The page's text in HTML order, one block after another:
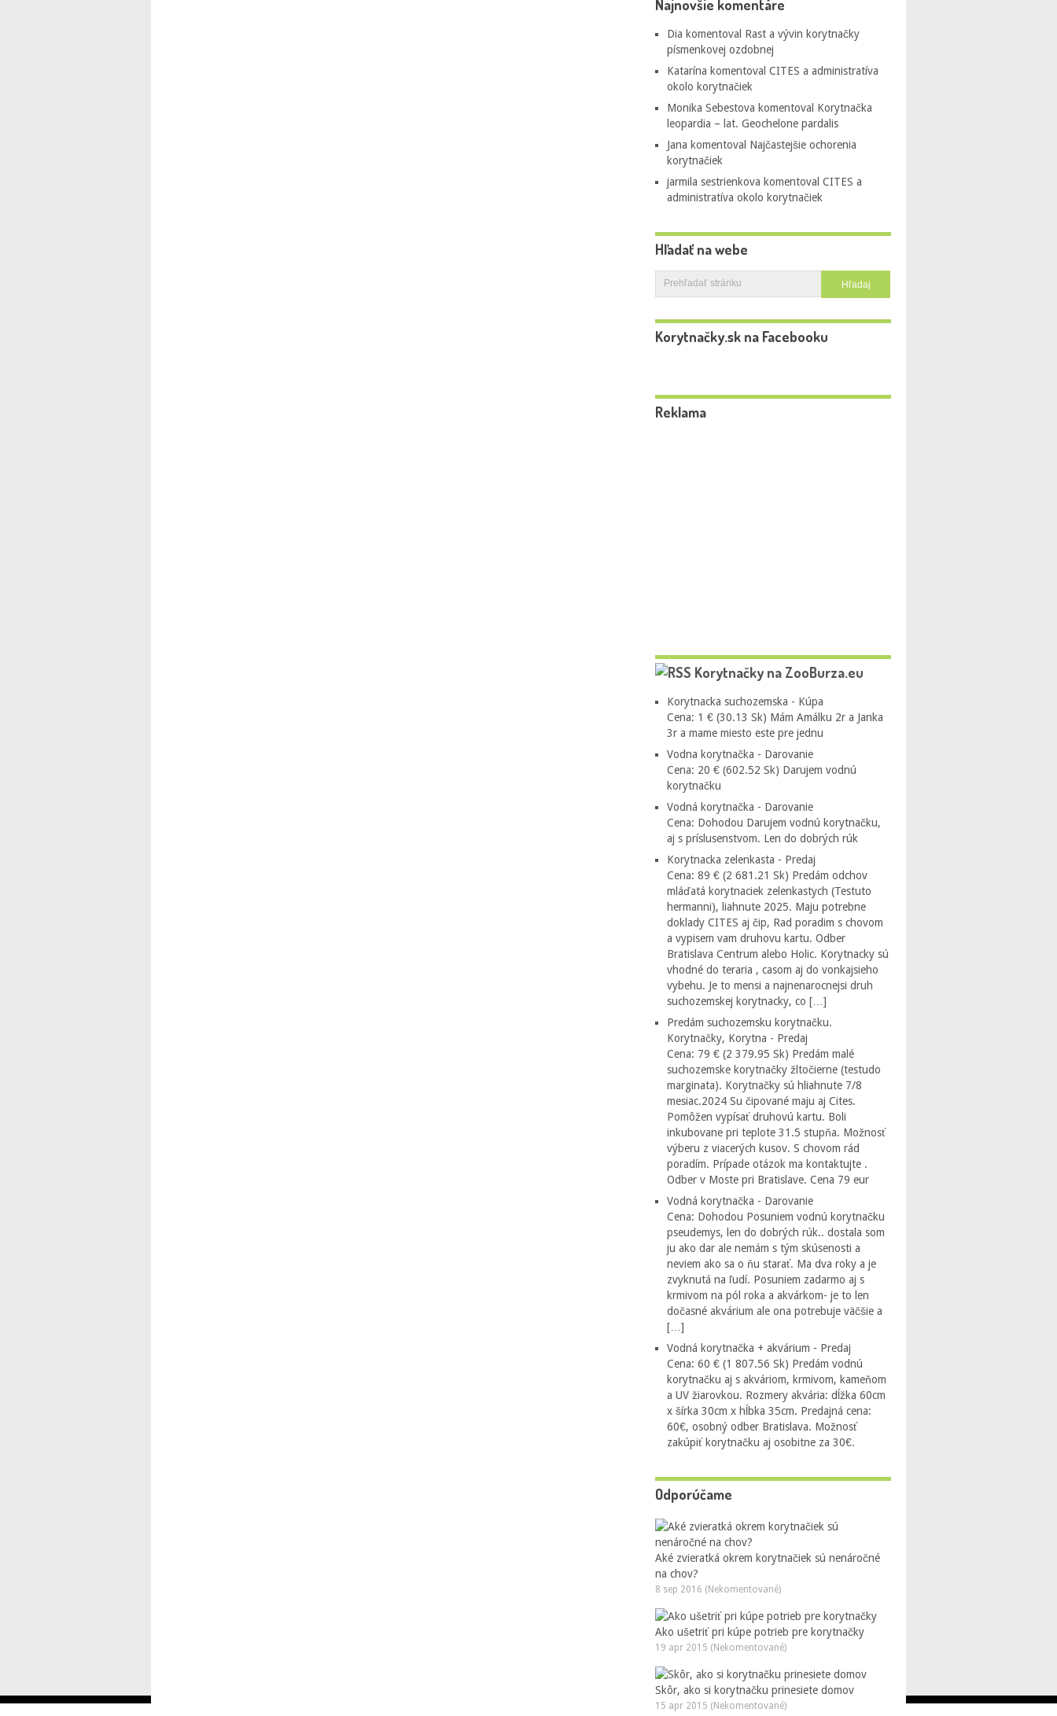
Najnovšie komentáre
Dia komentoval Rast a vývin korytnačky
písmenkovej ozdobnej
Katarína komentoval CITES a administratíva
okolo korytnačiek
Monika Sebestova komentoval Korytnačka
leopardia – lat. Geochelone pardalis
Jana komentoval Najčastejšie ochorenia
korytnačiek
jarmila sestrienkova komentoval CITES a
administratíva okolo korytnačiek
Hľadať na webe
Korytnačky.sk na Facebooku
Reklama
Korytnačky na ZooBurza.eu
Korytnacka suchozemska - Kúpa
Cena: 1 € (30.13 Sk) Mám Amálku 2r a Janka
3r a mame miesto este pre jednu
Vodna korytnačka - Darovanie
Cena: 20 € (602.52 Sk) Darujem vodnú
korytnačku
Vodná korytnačka - Darovanie
Cena: Dohodou Darujem vodnú korytnačku,
aj s príslusenstvom. Len do dobrých rúk
Korytnacka zelenkasta - Predaj
Cena: 89 € (2 681.21 Sk) Predám odchov
mláďatá korytnaciek zelenkastych (Testuto
hermanni), liahnute 2025. Maju potrebne
doklady CITES aj čip, Rad poradim s chovom
a vypisem vam druhovu kartu. Odber
Bratislava Centrum alebo Holic. Korytnacky sú
vhodné do teraria , casom aj do vonkajsieho
vybehu. Je to mensi a najnenarocnejsi druh
suchozemskej korytnacky, co […]
Predám suchozemsku korytnačku.
Korytnačky, Korytna - Predaj
Cena: 79 € (2 379.95 Sk) Predám malé
suchozemske korytnačky žltočierne (testudo
marginata). Korytnačky sú hliahnute 7/8
mesiac.2024 Su čipované maju aj Cites.
Pomôžen vypísať druhovú kartu. Boli
inkubovane pri teplote 31.5 stupňa. Možnosť
výberu z viacerých kusov. S chovom rád
poradím. Prípade otázok ma kontaktujte .
Odber v Moste pri Bratislave. Cena 79 eur
Vodná korytnačka - Darovanie
Cena: Dohodou Posuniem vodnú korytnačku
pseudemys, len do dobrých rúk.. dostala som
ju ako dar ale nemám s tým skúsenosti a
neviem ako sa o ňu starať. Ma dva roky a je
zvyknutá na ľudí. Posuniem zadarmo aj s
krmivom na pól roka a akvárkom- je to len
dočasné akvárium ale ona potrebuje väčšie a
[…]
Vodná korytnačka + akvárium - Predaj
Cena: 60 € (1 807.56 Sk) Predám vodnú
korytnačku aj s akváriom, krmivom, kameňom
a UV žiarovkou. Rozmery akvária: dĺžka 60cm
x šírka 30cm x hĺbka 35cm. Predajná cena:
60€, osobný odber Bratislava. Možnosť
zakúpiť korytnačku aj osobitne za 30€.
Odporúčame
Aké zvieratká okrem korytnačiek sú nenáročné
na chov?
8 sep 2016 (Nekomentované)
Ako ušetriť pri kúpe potrieb pre korytnačky
19 apr 2015 (Nekomentované)
Skôr, ako si korytnačku prinesiete domov
15 apr 2015 (Nekomentované)